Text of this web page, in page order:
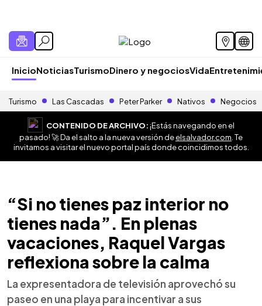
InicioNoticiasTurismoDinero y negociosVida
Turismo Las Cascadas Peter Parker Nativos Negocios
CONTENIDO DE ARCHIVO:¡Estás navegando en el
pasado! 🚀 Da el salto a la nueva versión deelsalvador.com . Te
invitamos a visitar el nuevo portal país donde coincidimos todos.
“Si no tienes paz interior no
tienes nada”. En plenas
vacaciones, Raquel Vargas
reflexiona sobre la calma
La expresentadora de televisión aprovechó su
paseo en una playa para incentivar a sus